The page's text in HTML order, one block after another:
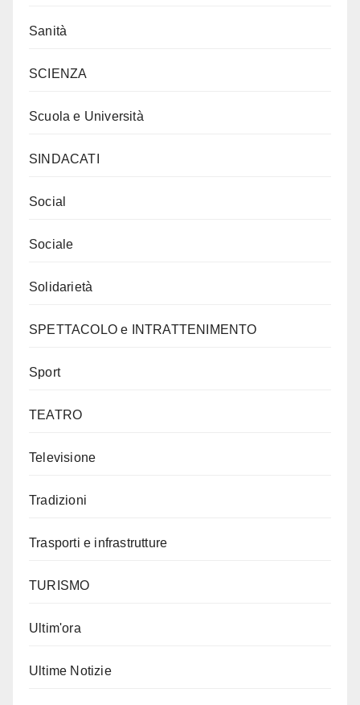
Sanità
SCIENZA
Scuola e Università
SINDACATI
Social
Sociale
Solidarietà
SPETTACOLO e INTRATTENIMENTO
Sport
TEATRO
Televisione
Tradizioni
Trasporti e infrastrutture
TURISMO
Ultim'ora
Ultime Notizie